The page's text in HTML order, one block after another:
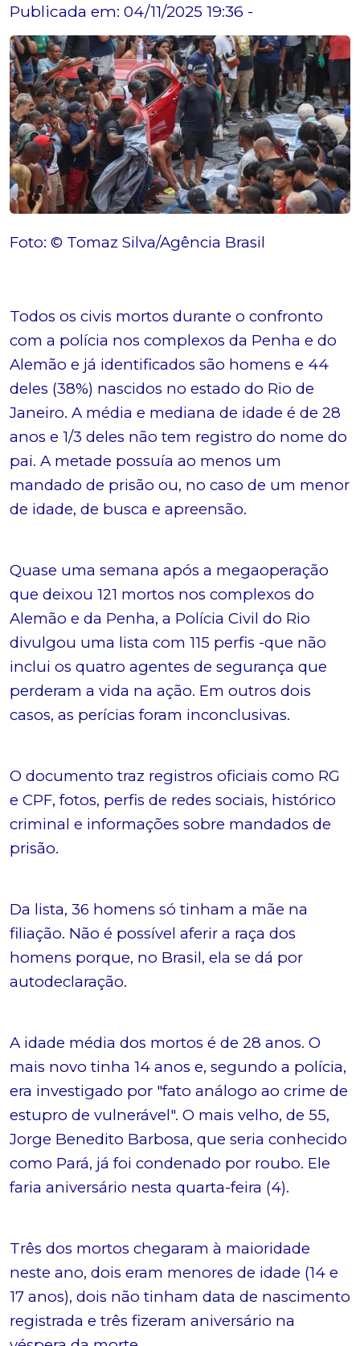
Publicada em: 04/11/2025 19:36 -
Foto: © Tomaz Silva/Agência Brasil
Todos os civis mortos durante o confronto
com a polícia nos complexos da Penha e do
Alemão e já identificados são homens e 44
deles (38%) nascidos no estado do Rio de
Janeiro. A média e mediana de idade é de 28
anos e 1/3 deles não tem registro do nome do
pai. A metade possuía ao menos um
mandado de prisão ou, no caso de um menor
de idade, de busca e apreensão.
Quase uma semana após a megaoperação
que deixou 121 mortos nos complexos do
Alemão e da Penha, a Polícia Civil do Rio
divulgou uma lista com 115 perfis -que não
inclui os quatro agentes de segurança que
perderam a vida na ação. Em outros dois
casos, as perícias foram inconclusivas.
O documento traz registros oficiais como RG
e CPF, fotos, perfis de redes sociais, histórico
criminal e informações sobre mandados de
prisão.
Da lista, 36 homens só tinham a mãe na
filiação. Não é possível aferir a raça dos
homens porque, no Brasil, ela se dá por
autodeclaração.
A idade média dos mortos é de 28 anos. O
mais novo tinha 14 anos e, segundo a polícia,
era investigado por "fato análogo ao crime de
estupro de vulnerável". O mais velho, de 55,
Jorge Benedito Barbosa, que seria conhecido
como Pará, já foi condenado por roubo. Ele
faria aniversário nesta quarta-feira (4).
Três dos mortos chegaram à maioridade
neste ano, dois eram menores de idade (14 e
17 anos), dois não tinham data de nascimento
registrada e três fizeram aniversário na